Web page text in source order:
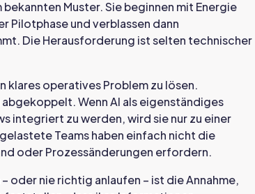
Muster. Sie beginnen mit Energie
Pilotphase und verblassen dann
Die Herausforderung ist selten technischer
klares operatives Problem zu lösen.
Wenn AI als eigenständiges
integriert zu werden, wird sie nur zu einer
Teams haben einfach nicht die
oder Prozessänderungen erfordern.
oder nie richtig anlaufen – ist die Annahme,